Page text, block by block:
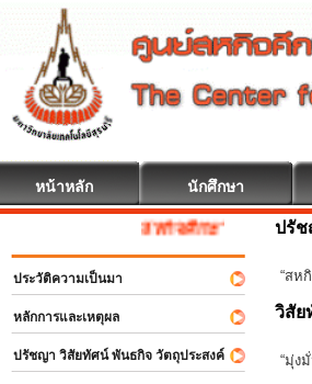
หน้าหลัก นักศึกษา
สหกิจศึกษา ยินดีต้อนรับ
ประวัติความเป็นมา
หลักการและเหตุผล
ปรัชญา วิสัยทัศน์ พันธกิจ วัตถุประสงค์
ปรั
“สห
วิสัย
“มุ่ง